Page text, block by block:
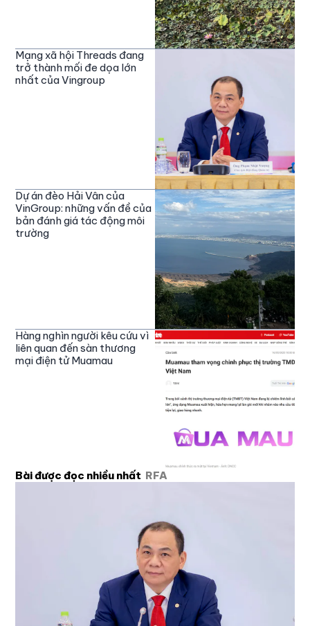
Mạng xã hội Threads đang
trở thành mối đe dọa lớn
nhất của Vingroup
Dự án đèo Hải Vân của
VinGroup: những vấn đề của
bản đánh giá tác động môi
trường
Hàng nghìn người kêu cứu vì
liên quan đến sàn thương
mại điện tử Muamau
Bài được đọc nhiều nhất RFA